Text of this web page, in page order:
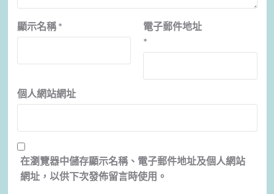
顯示名稱 *
電子郵件地址
*
個人網站網址
在瀏覽器中儲存顯示名稱、電子郵件地址及個人網站
網址，以供下次發佈留言時使用。